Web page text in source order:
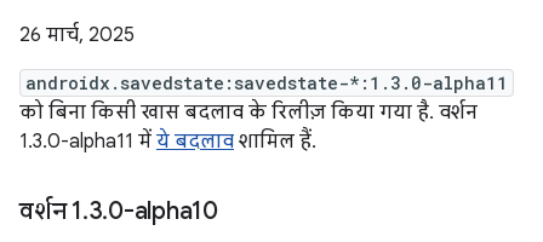
26 मार्च, 2025
androidx.savedstate:savedstate-*:1.3.0-alpha11
को बिना किसी खास बदलाव के रिलीज़ किया गया है. वर्शन
1.3.0-alpha11 में ये बदलाव शामिल हैं.
वर्शन 1.3.0-alpha10